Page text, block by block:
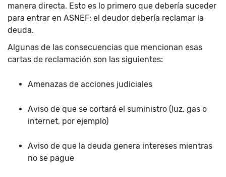
manera directa. Esto es lo primero que debería suceder
para entrar en ASNEF: el deudor debería reclamar la
deuda.
Algunas de las consecuencias que mencionan esas
cartas de reclamación son las siguientes:
Amenazas de acciones judiciales
Aviso de que se cortará el suministro (luz, gas o
internet, por ejemplo)
Aviso de que la deuda genera intereses mientras
no se pague